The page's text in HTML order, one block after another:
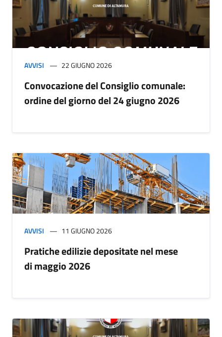
AVVISI 22 GIUGNO 2026
Convocazione del Consiglio comunale:
ordine del giorno del 24 giugno 2026
AVVISI 11 GIUGNO 2026
Pratiche edilizie depositate nel mese
di maggio 2026